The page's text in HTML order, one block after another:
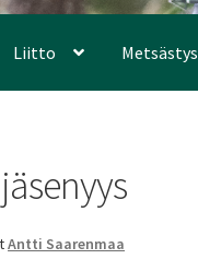
Liitto Metsästys
jäsenyys
Antti Saarenmaa